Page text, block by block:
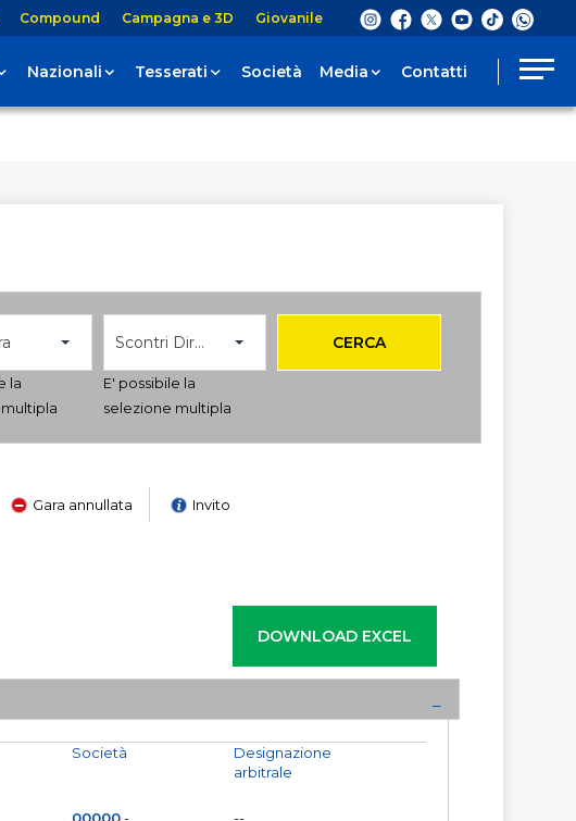
Compound Campagna e 3D Giovanile
Nazionali Tesserati Società Media Contatti
la
Scontri Diretti
E' possibile la
selezione multipla
CERCA
Gara annullata Invito
Società
Designazione
arbitrale